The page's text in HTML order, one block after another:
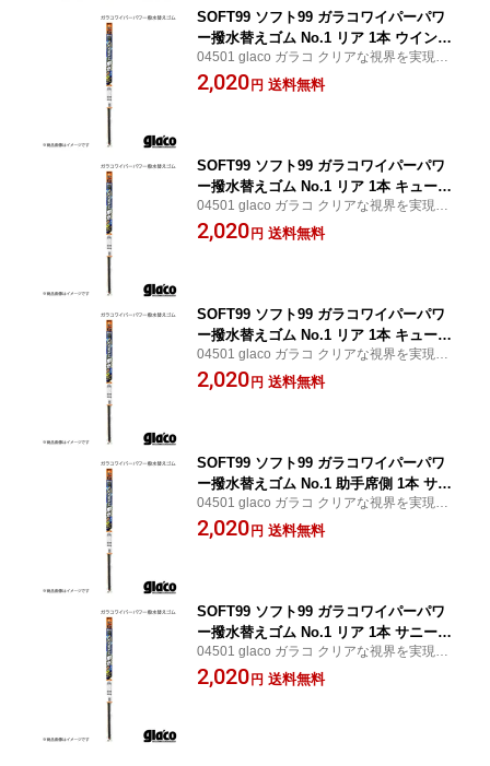
SOFT99 ソフト99 ガラコワイパーパワ
ー撥水替えゴム No.1 リア 1本 ウイング
ロード WFY10/WFNY10/WEY10/WHY1
0 品番:04501 JAN:4975759045014
04501 glaco ガラコ クリアな視界を実現す
るガラコワイパー ワイパーを作動させるだ
けで簡単にフロントガラス面に撥水効果を
2,020 円 送料無料
SOFT99 ソフト99 ガラコワイパーパワ
ー撥水替えゴム No.1 リア 1本 キュー
ブ/キューブキュービック Z10 品番:0450
1 JAN:4975759045014
04501 glaco ガラコ クリアな視界を実現す
るガラコワイパー ワイパーを作動させるだ
けで簡単にフロントガラス面に撥水効果を
2,020 円 送料無料
SOFT99 ソフト99 ガラコワイパーパワ
ー撥水替えゴム No.1 リア 1本 キュー
ブ/キューブキュービック Z12/NZ12 品
番:04501 JAN:4975759045014
04501 glaco ガラコ クリアな視界を実現す
るガラコワイパー ワイパーを作動させるだ
けで簡単にフロントガラス面に撥水効果を
2,020 円 送料無料
SOFT99 ソフト99 ガラコワイパーパワ
ー撥水替えゴム No.1 助手席側 1本 サク
ラ B6AW 品番:04501 JAN:49757590450
14
04501 glaco ガラコ クリアな視界を実現す
るガラコワイパー ワイパーを作動させるだ
けで簡単にフロントガラス面に撥水効果を
2,020 円 送料無料
SOFT99 ソフト99 ガラコワイパーパワ
ー撥水替えゴム No.1 リア 1本 サニーカ
リフォルニア WFY10/WFNY10 品番:045
01 JAN:4975759045014
04501 glaco ガラコ クリアな視界を実現す
るガラコワイパー ワイパーを作動させるだ
けで簡単にフロントガラス面に撥水効果を
2,020 円 送料無料